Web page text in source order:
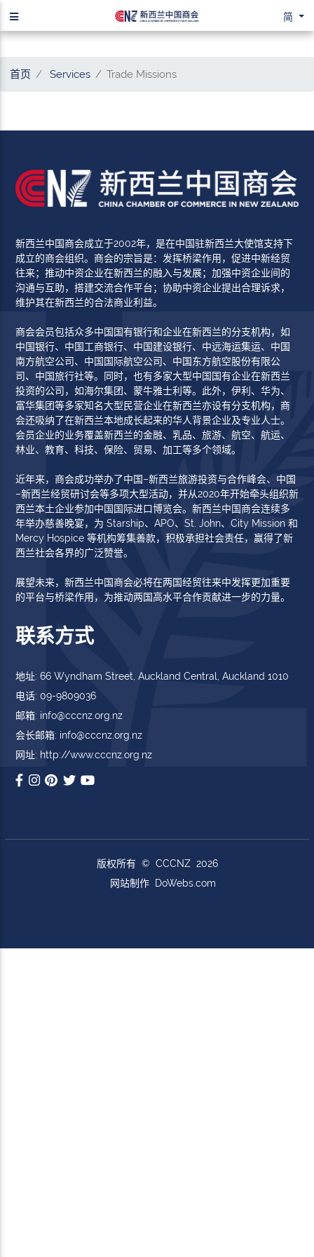
简
首页 Services Trade Missions
新西兰中国商会成立于2002年，是在中国驻新西兰大使馆支持下
成立的商会组织。商会的宗旨是：发挥桥梁作用，促进中新经贸
往来；推动中资企业在新西兰的融入与发展；加强中资企业间的
沟通与互助，搭建交流合作平台；协助中资企业提出合理诉求，
维护其在新西兰的合法商业利益。
商会会员包括众多中国国有银行和企业在新西兰的分支机构，如
中国银行、中国工商银行、中国建设银行、中远海运集运、中国
南方航空公司、中国国际航空公司、中国东方航空股份有限公
司、中国旅行社等。同时，也有多家大型中国国有企业在新西兰
投资的公司，如海尔集团、蒙牛雅士利等。此外，伊利、华为、
富华集团等多家知名大型民营企业在新西兰亦设有分支机构，商
会还吸纳了在新西兰本地成长起来的华人背景企业及专业人士。
会员企业的业务覆盖新西兰的金融、乳品、旅游、航空、航运、
林业、教育、科技、保险、贸易、加工等多个领域。
近年来，商会成功举办了中国–新西兰旅游投资与合作峰会、中国
–新西兰经贸研讨会等多项大型活动，并从2020年开始牵头组织新
西兰本土企业参加中国国际进口博览会。新西兰中国商会连续多
年举办慈善晚宴，为 Starship、APO、St. John、City Mission 和
Mercy Hospice 等机构筹集善款，积极承担社会责任，赢得了新
西兰社会各界的广泛赞誉。
展望未来，新西兰中国商会必将在两国经贸往来中发挥更加重要
的平台与桥梁作用，为推动两国高水平合作贡献进一步的力量。
联系方式
地址: 66 Wyndham Street, Auckland Central, Auckland 1010
电话: 09-9809036
邮箱: info@cccnz.org.nz
会长邮箱: info@cccnz.org.nz
网址: http://www.cccnz.org.nz
版权所有 © CCCNZ 2026
网站制作
DoWebs.com